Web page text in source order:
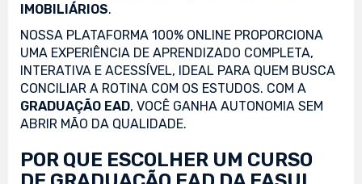
IMOBILIÁRIOS.
NOSSA PLATAFORMA 100% ONLINE PROPORCIONA
UMA EXPERIÊNCIA DE APRENDIZADO COMPLETA,
INTERATIVA E ACESSÍVEL, IDEAL PARA QUEM BUSCA
CONCILIAR A ROTINA COM OS ESTUDOS. COM A
GRADUAÇÃO EAD, VOCÊ GANHA AUTONOMIA SEM
ABRIR MÃO DA QUALIDADE.
POR QUE ESCOLHER UM CURSO